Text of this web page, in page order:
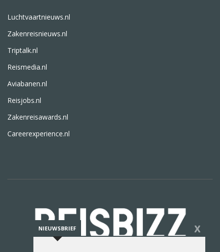
Luchtvaartnieuws.nl
Zakenreisnieuws.nl
Triptalk.nl
Reismedia.nl
Aviabanen.nl
Reisjobs.nl
Zakenreisawards.nl
Careerexperience.nl
NIEUWSBRIEF X